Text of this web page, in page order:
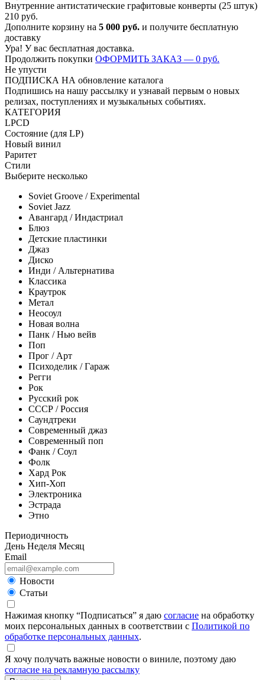
Внутренние антистатические графитовые конверты (25 штук)
210 руб.
Дополните корзину на 5 000 руб. и получите бесплатную
доставку
Ура! У вас бесплатная доставка.
Продолжить покупки ОФОРМИТЬ ЗАКАЗ — 0 руб.
Не упусти
ПОДПИСКА НА обновление каталога
Подпишись на нашу рассылку и узнавай первым о новых
релизах, поступлениях и музыкальных событиях.
КАТЕГОРИЯ
LPCD
Состояние (для LP)
Новый винил
Раритет
Стили
Выберите несколько
Soviet Groove / Experimental
Soviet Jazz
Авангард / Индастриал
Блюз
Детские пластинки
Джаз
Диско
Инди / Альтернатива
Классика
Краутрок
Метал
Неосоул
Новая волна
Панк / Нью вейв
Поп
Прог / Арт
Психоделик / Гараж
Регги
Рок
Русский рок
СССР / Россия
Саундтреки
Современный джаз
Современный поп
Фанк / Соул
Фолк
Хард Рок
Хип-Хоп
Электроника
Эстрада
Этно
Периодичность
День Неделя Месяц
Email
Новости
Статьи
Нажимая кнопку “Подписаться” я даю согласие на обработку
моих персональных данных в соответствии с Политикой по
обработке персональных данных.
Я хочу получать важные новости о виниле, поэтому даю
согласие на рекламную рассылку